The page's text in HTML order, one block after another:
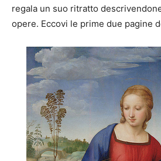
regala un suo ritratto
opere. Eccovi le prime due pagine